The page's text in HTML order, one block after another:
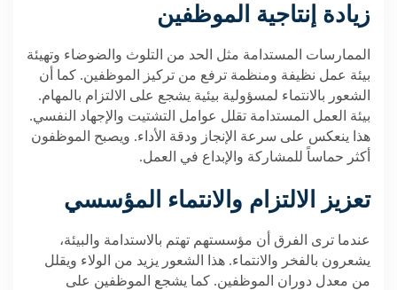
زيادة إنتاجية الموظفين
الممارسات المستدامة مثل الحد من التلوث والضوضاء وتهيئة
بيئة عمل نظيفة ومنظمة ترفع من تركيز الموظفين. كما أن
الشعور بالانتماء لمسؤولية بيئية يشجع على الالتزام بالمهام.
بيئة العمل المستدامة تقلل عوامل التشتيت والإجهاد النفسي.
هذا ينعكس على سرعة الإنجاز ودقة الأداء. ويصبح الموظفون
أكثر حماساً للمشاركة والإبداع في العمل.
تعزيز الالتزام والانتماء المؤسسي
عندما ترى الفرق أن مؤسستهم تهتم بالاستدامة والبيئة،
يشعرون بالفخر والانتماء. هذا الشعور يزيد من الولاء ويقلل
من معدل دوران الموظفين. كما يشجع الموظفين على